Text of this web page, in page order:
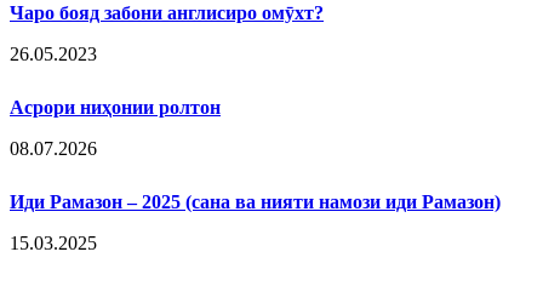
Чаро бояд забони англисиро омӯхт?
26.05.2023
Асрори ниҳонии ролтон
08.07.2026
Иди Рамазон – 2025 (сана ва нияти намози иди Рамазон)
15.03.2025